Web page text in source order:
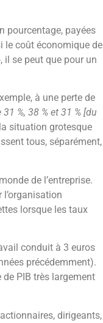
pourcentage, payées
le coût économique de
il se peut que pour un
à une perte de
%, 38 % et 31 % [du
situation grotesque
tous, séparément,
de l’entreprise.
lorsque les taux
conduit à 3 euros
précédemment).
de PIB très largement
dirigeants,